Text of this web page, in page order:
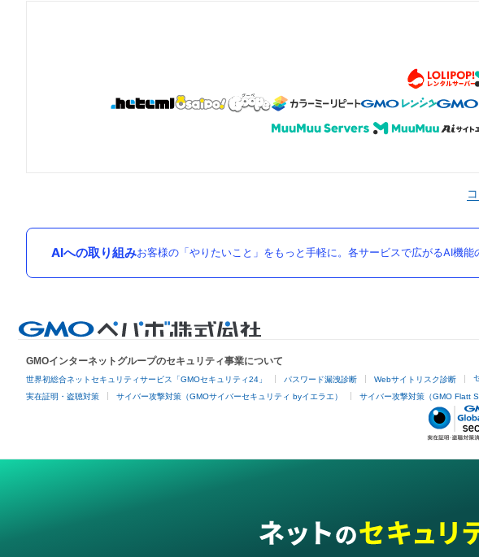
AIへの取り組みお客様の「やりたいこと」をもっと手軽に。各サービスで広がるAI機能
GMOインターネットグループのセキュリティ事業について
世界初総合ネットセキュリティサービス「GMOセキュリティ24」 パスワード漏洩診断 Webサイトリスク診断
実在証明・盗聴対策 サイバー攻撃対策（GMOサイバーセキュリティ byイエラエ） サイバー攻撃対策（GMO Flatt